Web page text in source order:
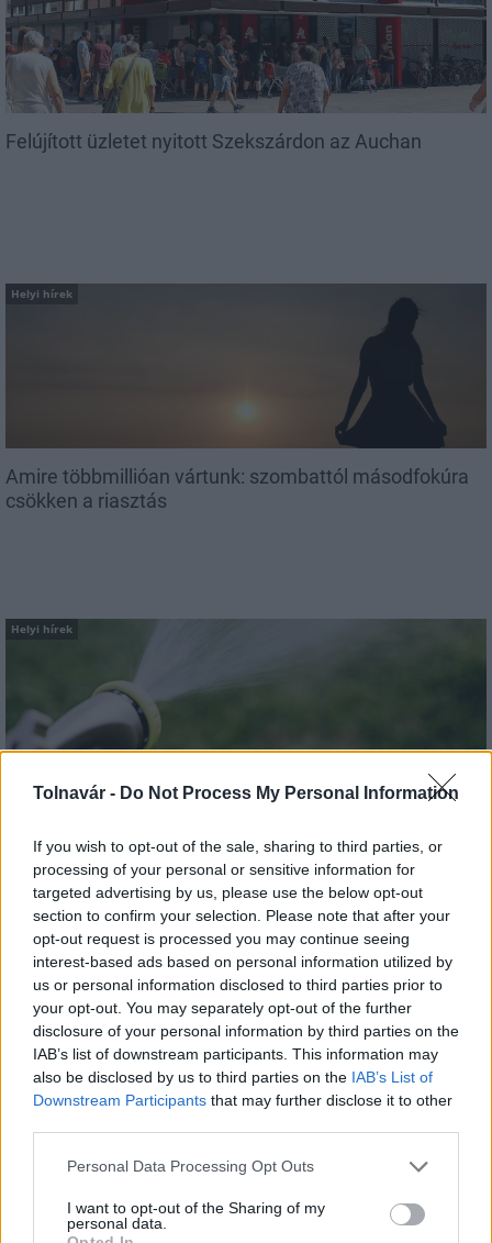
Tolnavár - Do Not Process My Personal Information
If you wish to opt-out of the sale, sharing to third parties, or
processing of your personal or sensitive information for
targeted advertising by us, please use the below opt-out
section to confirm your selection. Please note that after your
opt-out request is processed you may continue seeing
interest-based ads based on personal information utilized by
us or personal information disclosed to third parties prior to
your opt-out. You may separately opt-out of the further
disclosure of your personal information by third parties on the
IAB’s list of downstream participants. This information may
also be disclosed by us to third parties on the IAB’s List of
Downstream Participants that may further disclose it to other
Please note that this website/app uses one or more Google
not limited to your visit or usage behaviour. You may click to
grant or deny consent to Google and its third-party tags to
Personal Data Processing Opt Outs
I want to opt-out of the Sharing of my
personal data.
Felújított üzletet nyitott Szekszárdon az Auchan
Helyi hírek
Amire többmillióan vártunk: szombattól másodfokúra
csökken a riasztás
Helyi hírek
MAGYAR ÉPÍTŐK